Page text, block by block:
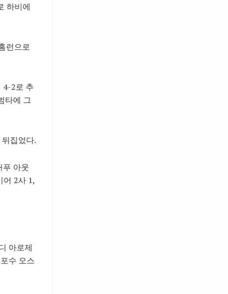
하비에
런으로
4-2로 추
타에 그
집었다.
푸 아웃
어 2사 1,
아로제
수 오스